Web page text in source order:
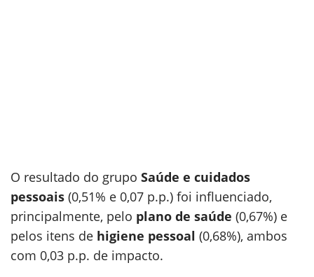
O resultado do grupo Saúde e cuidados
pessoais (0,51% e 0,07 p.p.) foi influenciado,
principalmente, pelo plano de saúde (0,67%) e
pelos itens de higiene pessoal (0,68%), ambos
com 0,03 p.p. de impacto.